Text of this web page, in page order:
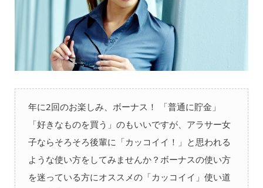
年に2回のお楽しみ、ボーナス！ 「普通に貯金」
「好きなものを買う」のもいいですが、アラサー女
子ならそろそろ後輩に「カッコイイ！」と思われる
ような使い方をしてみませんか？ボーナスの使い方
を迷っている方にオススメの「カッコイイ」使い道